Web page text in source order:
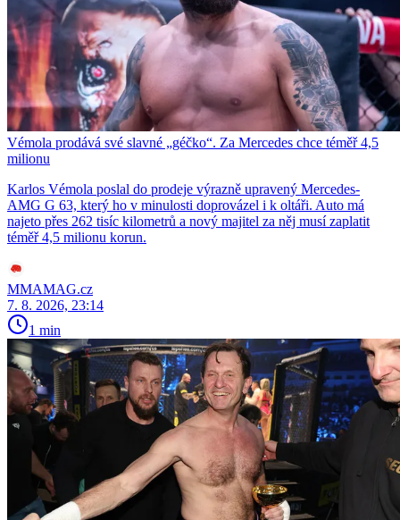
Vémola prodává své slavné „géčko“. Za Mercedes chce téměř 4,5
milionu
Karlos Vémola poslal do prodeje výrazně upravený Mercedes-
AMG G 63, který ho v minulosti doprovázel i k oltáři. Auto má
najeto přes 262 tisíc kilometrů a nový majitel za něj musí zaplatit
téměř 4,5 milionu korun.
MMAMAG.cz
7. 8. 2026, 23:14
1 min